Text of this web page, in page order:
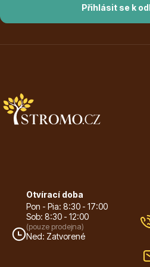
Přihlásit se k
Otvírací doba
Pon - Pia: 8:30 - 17:00
Sob: 8:30 - 12:00
(pouze prodejna)
Ned: Zatvorené